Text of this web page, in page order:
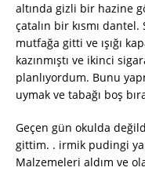
altında gizli bir hazine
çatalın bir kısmı
mutfağa gitti ve ışığı
kazınmıştı ve ikinci
planlıyordum. Bunu
uymak ve tabağı boş
Geçen gün okulda
gittim. . irmik pudingi
Malzemeleri aldım ve